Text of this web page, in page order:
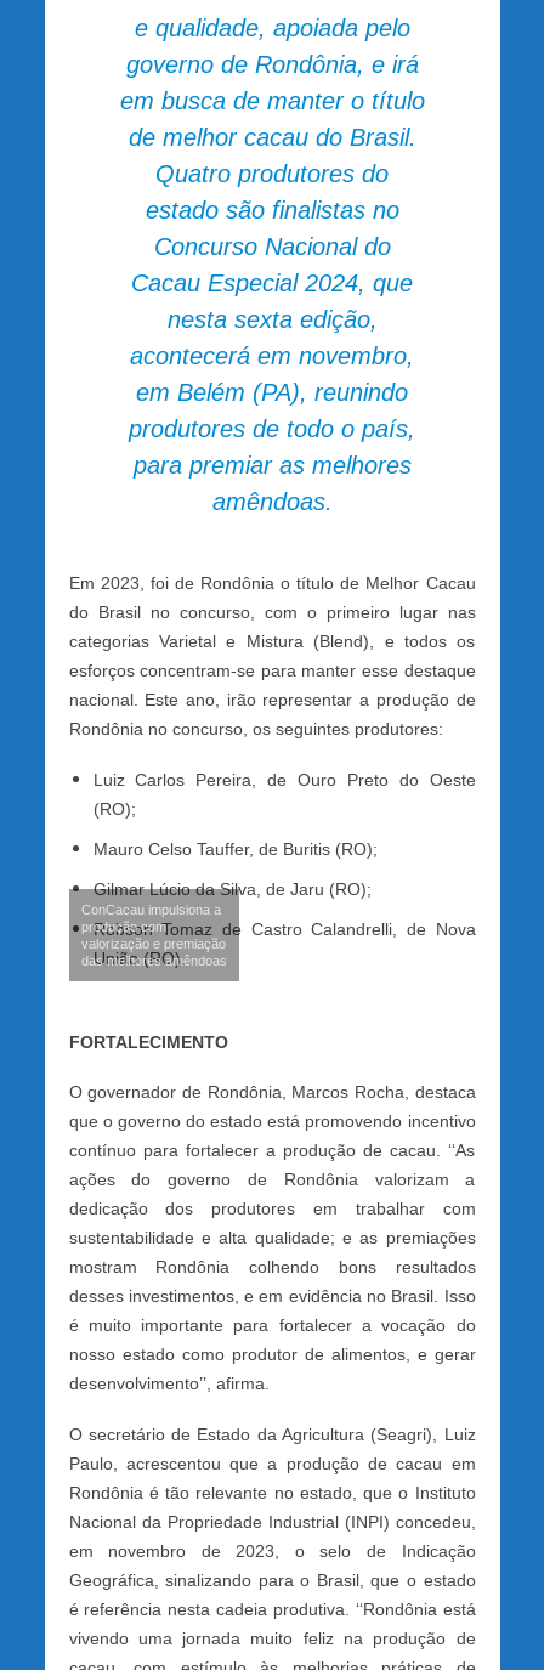
e qualidade, apoiada pelo
governo de Rondônia, e irá
em busca de manter o título
de melhor cacau do Brasil.
Quatro produtores do
estado são finalistas no
Concurso Nacional do
Cacau Especial 2024, que
nesta sexta edição,
acontecerá em novembro,
em Belém (PA), reunindo
produtores de todo o país,
para premiar as melhores
amêndoas.
Em 2023, foi de Rondônia o título de Melhor Cacau
do Brasil no concurso, com o primeiro lugar nas
categorias Varietal e Mistura (Blend), e todos os
esforços concentram-se para manter esse destaque
nacional. Este ano, irão representar a produção de
Rondônia no concurso, os seguintes produtores:
Luiz Carlos Pereira, de Ouro Preto do Oeste
(RO);
Mauro Celso Tauffer, de Buritis (RO);
Gilmar Lúcio da Silva, de Jaru (RO);
Robson Tomaz de Castro Calandrelli, de Nova
União (RO).
ConCacau impulsiona a
produção com
valorização e premiação
das melhores amêndoas
FORTALECIMENTO
O governador de Rondônia, Marcos Rocha, destaca
que o governo do estado está promovendo incentivo
contínuo para fortalecer a produção de cacau. ‘‘As
ações do governo de Rondônia valorizam a
dedicação dos produtores em trabalhar com
sustentabilidade e alta qualidade; e as premiações
mostram Rondônia colhendo bons resultados
desses investimentos, e em evidência no Brasil. Isso
é muito importante para fortalecer a vocação do
nosso estado como produtor de alimentos, e gerar
desenvolvimento’’, afirma.
O secretário de Estado da Agricultura (Seagri), Luiz
Paulo, acrescentou que a produção de cacau em
Rondônia é tão relevante no estado, que o Instituto
Nacional da Propriedade Industrial (INPI) concedeu,
em novembro de 2023, o selo de Indicação
Geográfica, sinalizando para o Brasil, que o estado
é referência nesta cadeia produtiva. ‘‘Rondônia está
vivendo uma jornada muito feliz na produção de